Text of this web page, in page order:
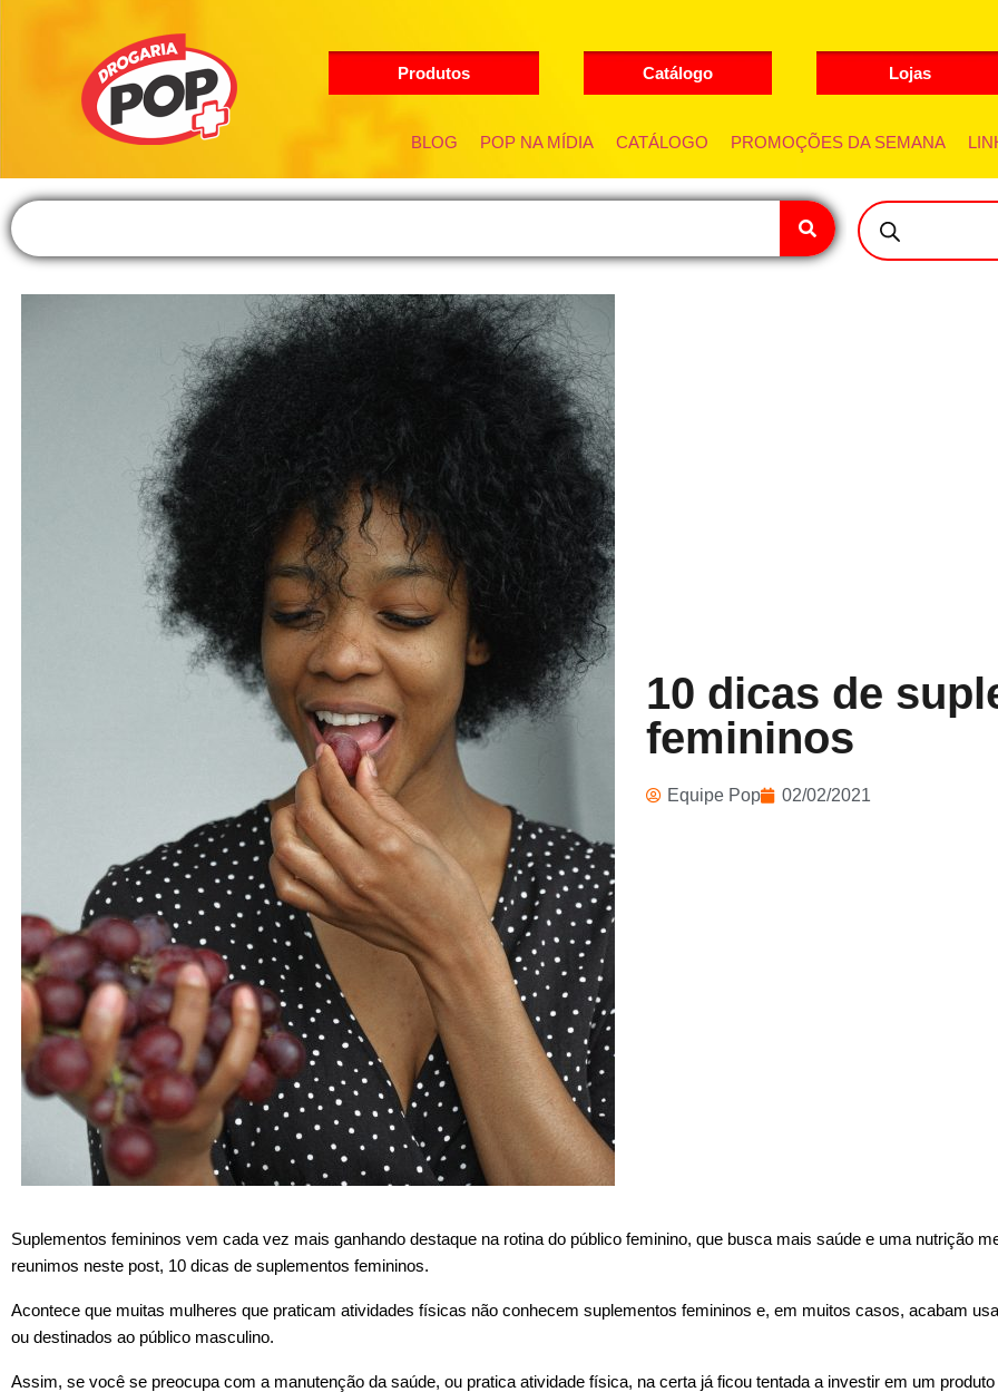
Produtos Catálogo Lojas
BLOG POP NA MÍDIA CATÁLOGO PROMOÇÕES DA SEMANA
10 dicas de
femininos
Equipe Pop 02/02/2021
Suplementos femininos vem cada vez mais ganhando destaque na rotina do público feminino, que busca mais saúde e uma nutrição
reunimos neste post, 10 dicas de suplementos femininos.
Acontece que muitas mulheres que praticam atividades físicas não conhecem suplementos femininos e, em muitos casos, acabam
ou destinados ao público masculino.
Assim, se você se preocupa com a manutenção da saúde, ou pratica atividade física, na certa já ficou tentada a investir em um